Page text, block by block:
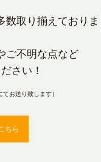
数取り揃えておりま
ご不明な点など
さい！
お送り致します）
ちら